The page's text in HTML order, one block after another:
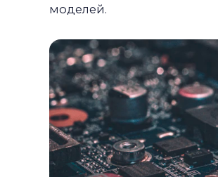
моделей.